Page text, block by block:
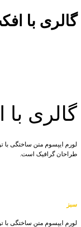
گالری با
گالری
لورم ایپسوم متن ساختگی با
طراحان گرافیک است.
سبز
لورم ایپسوم متن ساختگی با